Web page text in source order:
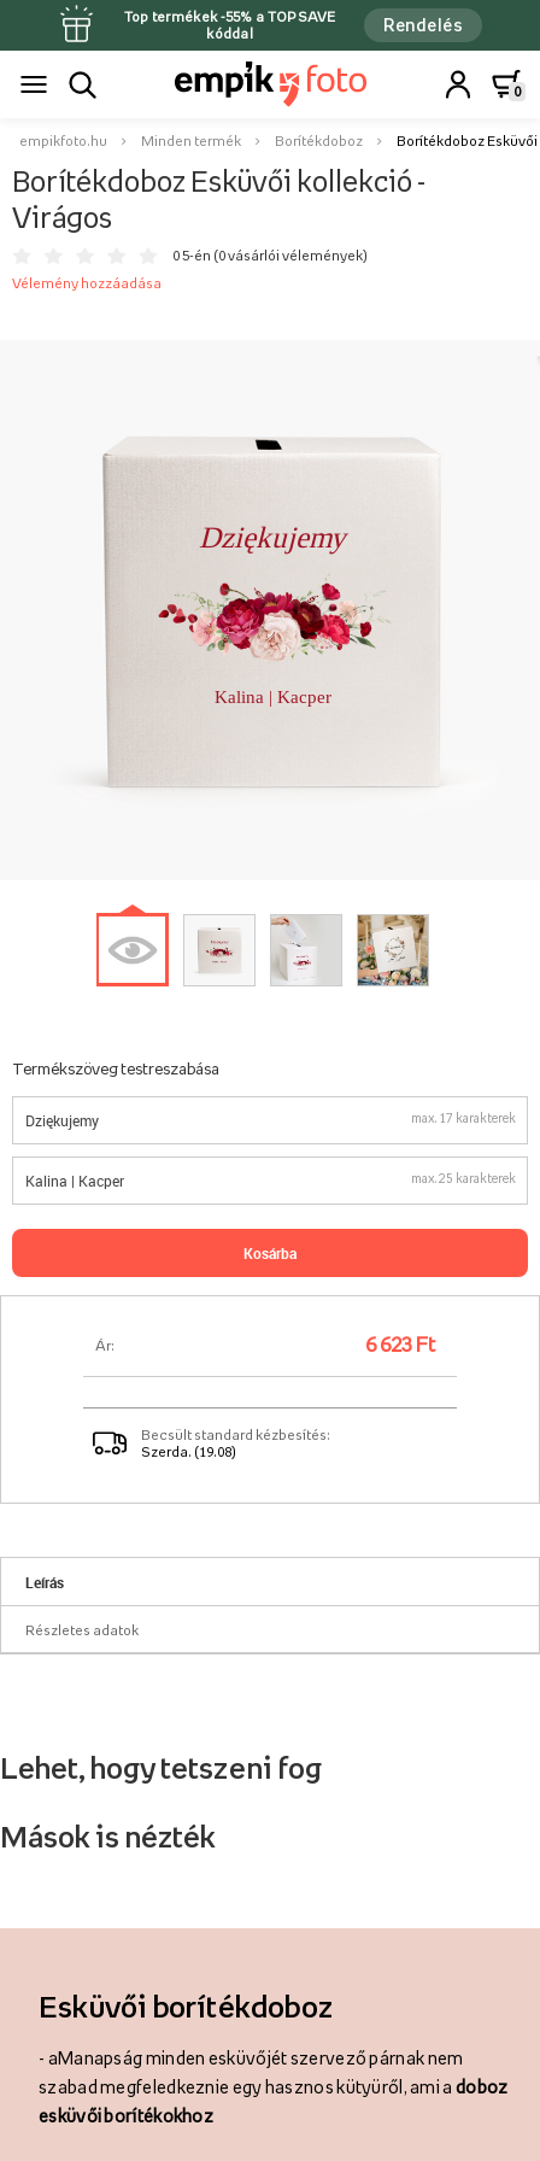
Top termékek -55% a TOPSAVE
kóddal
Rendelés
0
empikfoto.hu Minden termék Borítékdoboz Borítékdoboz
Borítékdoboz Esküvői kollekció -
Virágos
0 5-én (0 vásárlói vélemények)
Vélemény hozzáadása
Dziękujemy
Kalina | Kacper
Ár: 6 623 Ft
Becsült standard kézbesítés:
Szerda. (19.08)
Termékszöveg testreszabása
max. 17 karakterek
max. 25 karakterek
kosárba
Leírás
Részletes adatok
Lehet, hogy tetszeni fog
Mások is nézték
Esküvői borítékdoboz
- a Manapság minden esküvőjét szervező párnak nem
szabad megfeledkeznie egy hasznos kütyüről, ami a doboz
esküvői borítékokhoz